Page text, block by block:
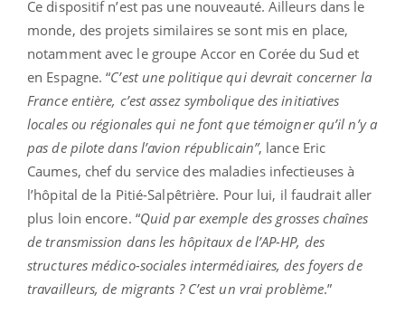
Ce dispositif n’est pas une nouveauté. Ailleurs dans le
monde, des projets similaires se sont mis en place,
notamment avec le groupe Accor en Corée du Sud et
en Espagne. “C’est une politique qui devrait concerner la
France entière, c’est assez symbolique des initiatives
locales ou régionales qui ne font que témoigner qu’il n’y a
pas de pilote dans l’avion républicain”, lance Eric
Caumes, chef du service des maladies infectieuses à
l’hôpital de la Pitié-Salpêtrière. Pour lui, il faudrait aller
plus loin encore. “Quid par exemple des grosses chaînes
de transmission dans les hôpitaux de l’AP-HP, des
structures médico-sociales intermédiaires, des foyers de
travailleurs, de migrants ? C’est un vrai problème.”